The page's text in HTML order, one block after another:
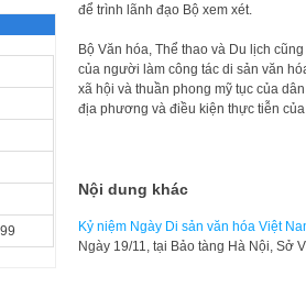
để trình lãnh đạo Bộ xem xét.
Bộ Văn hóa, Thể thao và Du lịch
của người làm công tác di sản văn
xã hội và thuần phong mỹ tục của
địa phương và điều kiện thực tiễn
Nội dung khác
Kỷ niệm Ngày Di sản văn hóa Việt
​Ngày 19/11, tại Bảo tàng Hà Nội, Sở